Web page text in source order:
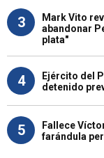
3
Mark Vito
abandonar
plata"
4
Ejército del
detenido
5
Fallece
farándula